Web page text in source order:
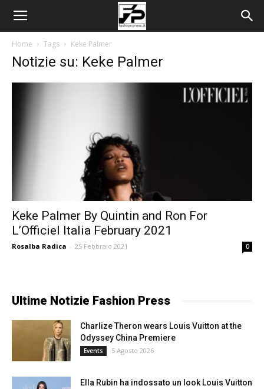
Home Tags Keke Palmer
Notizie su: Keke Palmer
Keke Palmer By Quintin and Ron For
L’Officiel Italia February 2021
Rosalba Radica - 25 Febbraio 2021 0
Ultime Notizie Fashion Press
Charlize Theron wears Louis Vuitton at the
Odyssey China Premiere
Events 5 Agosto 2026
Ella Rubin ha indossato un look Louis Vuitton